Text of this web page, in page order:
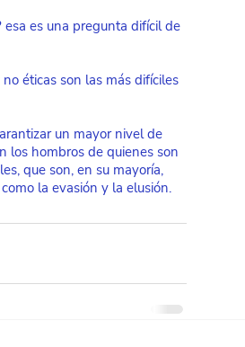
esa es una pregunta difícil de
éticas son las más difíciles
un mayor nivel de
los hombros de quienes son
que son, en su mayoría,
la evasión y la elusión.